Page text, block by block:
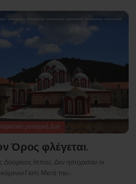
μοναχική ζωή
Όρος φλέγεται.
ίππος. Δεν ησύχασαν οι
Μετά την...